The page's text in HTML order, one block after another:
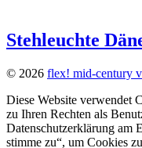
Stehleuchte
© 2026 flex! mid-century
Diese Website verwendet
zu Ihren Rechten als
Datenschutzerklärung am
stimme zu“, um Cookies